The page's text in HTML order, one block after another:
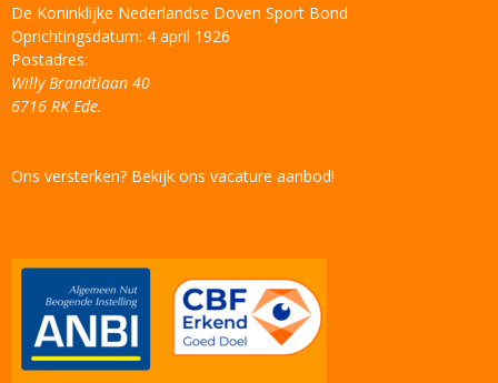
De Koninklijke Nederlandse Doven Sport Bond
Oprichtingsdatum: 4 april 1926
Postadres:
Willy Brandtlaan 40
6716 RK Ede.
Ons versterken? Bekijk ons vacature aanbod!